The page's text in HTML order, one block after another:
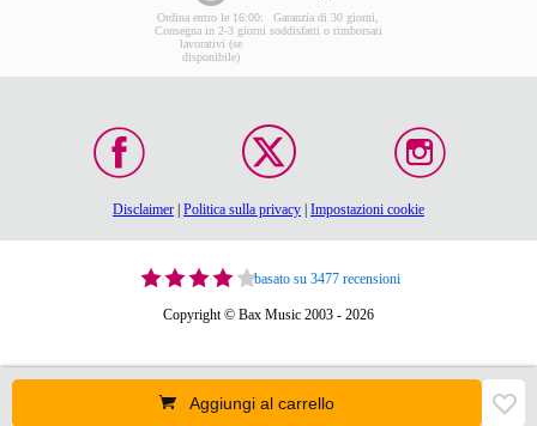
Aggiungi al carrello
Ordina entro le 16:00:
Consegna in 2-3 giorni
lavorativi (se
disponibile)
Garanzia di 30 giorni,
soddisfatti o rimborsati
Disclaimer | Politica sulla privacy | Impostazioni cookie
basato su 3477 recensioni
Copyright © Bax Music 2003 - 2026